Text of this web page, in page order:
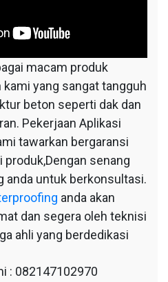
macam produk
yang sangat tangguh
beton seperti dak dan
Pekerjaan Aplikasi
tawarkan bergaransi
senang
anda untuk berkonsultasi.
anda akan
dan segera oleh teknisi
ahli yang berdedikasi
: 082147102970